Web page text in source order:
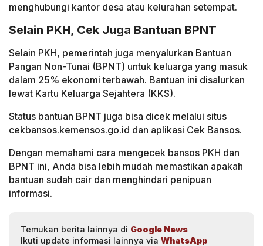
menghubungi kantor desa atau kelurahan setempat.
Selain PKH, Cek Juga Bantuan BPNT
Selain PKH, pemerintah juga menyalurkan Bantuan
Pangan Non-Tunai (BPNT) untuk keluarga yang masuk
dalam 25% ekonomi terbawah. Bantuan ini disalurkan
lewat Kartu Keluarga Sejahtera (KKS).
Status bantuan BPNT juga bisa dicek melalui situs
cekbansos.kemensos.go.id dan aplikasi Cek Bansos.
Dengan memahami cara mengecek bansos PKH dan
BPNT ini, Anda bisa lebih mudah memastikan apakah
bantuan sudah cair dan menghindari penipuan
informasi.
Temukan berita lainnya di Google News
Ikuti update informasi lainnya via WhatsApp